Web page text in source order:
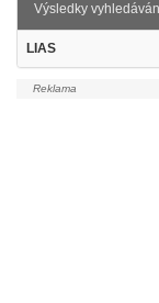
Výsledky
LIAS